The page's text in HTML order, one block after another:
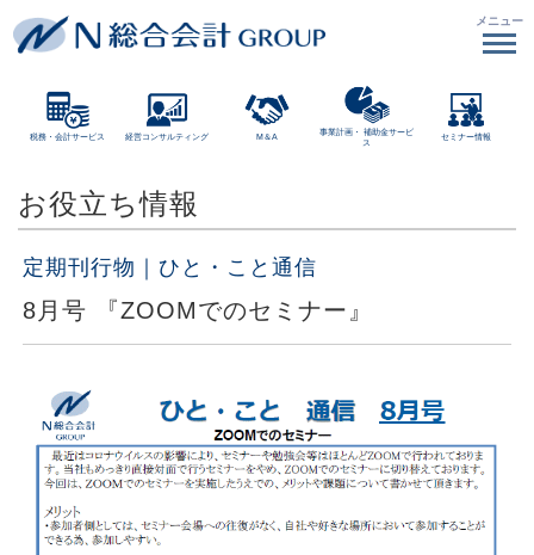
メニュー
税務・会計サービス 経営コンサルティング M＆A
事業計画・
補助金サービ
ス
セミナー情報
お役立ち情報
定期刊行物｜ひと・こと通信
8月号 『ZOOMでのセミナー』